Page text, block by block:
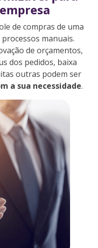
de compras de uma
manuais.
de orçamentos,
dos pedidos, baixa
outras podem ser
a sua necessidade.